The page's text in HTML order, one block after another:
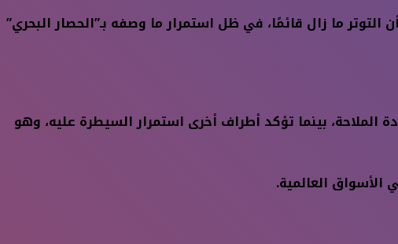
ما زال قائمًا، في ظل استمرار ما وصفه بـ”الحصار البحري”
بينما تؤكد أطراف أخرى استمرار السيطرة عليه، وهو